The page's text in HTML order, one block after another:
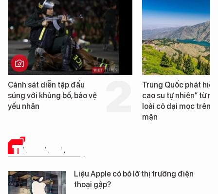
Cảnh sát diễn tập đấu
súng với khủng bố, bảo vệ
yếu nhân
Trung Quốc phát hiện
cao su tự nhiên” từ
loài cỏ dại mọc trên
mặn
TIN CÔNG NGHỆ
Liệu Apple có bỏ lỡ thị trường điện
thoại gập?